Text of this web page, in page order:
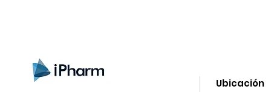
Ubicación